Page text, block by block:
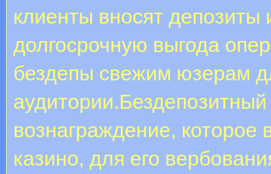
клиенты вносят депозиты
долгосрочную выгода
бездепы свежим юзерам
вознаграждение, которое
казино, для его